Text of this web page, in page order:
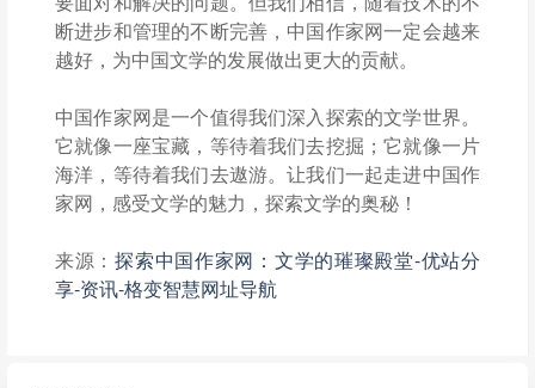
断进步和管理的不断完善，中国作家网一定会越来
越好，为中国文学的发展做出更大的贡献。
中国作家网是一个值得我们深入探索的文学世界。
它就像一座宝藏，等待着我们去挖掘；它就像一片
海洋，等待着我们去遨游。让我们一起走进中国作
家网，感受文学的魅力，探索文学的奥秘！
来源：探索中国作家网：文学的璀璨殿堂-优站分
享-资讯-格变智慧网址导航